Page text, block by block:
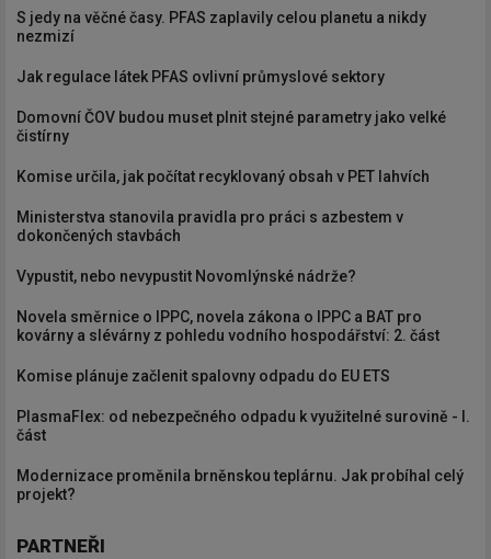
S jedy na věčné časy. PFAS zaplavily celou planetu a nikdy
nezmizí
Jak regulace látek PFAS ovlivní průmyslové sektory
Domovní ČOV budou muset plnit stejné parametry jako velké
čistírny
Komise určila, jak počítat recyklovaný obsah v PET lahvích
Ministerstva stanovila pravidla pro práci s azbestem v
dokončených stavbách
Vypustit, nebo nevypustit Novomlýnské nádrže?
Novela směrnice o IPPC, novela zákona o IPPC a BAT pro
kovárny a slévárny z pohledu vodního hospodářství: 2. část
Komise plánuje začlenit spalovny odpadu do EU ETS
PlasmaFlex: od nebezpečného odpadu k využitelné surovině - I.
část
Modernizace proměnila brněnskou teplárnu. Jak probíhal celý
projekt?
PARTNEŘI